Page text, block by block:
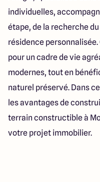
individuelles,
étape, de la recherche
résidence
pour un cadre de vie
modernes, tout en
naturel préservé. Dans
les avantages de
terrain constructible à
votre projet immobilier.